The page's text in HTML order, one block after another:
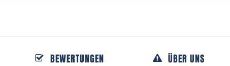
BEWERTUNGEN ÜBER UNS